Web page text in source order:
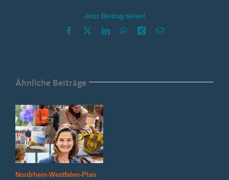
Jetzt Beitrag teilen!
Facebook LinkedInWhatsApp
Xing E-
Ähnliche Beiträge
Nordrhein-Westfalen-Plan